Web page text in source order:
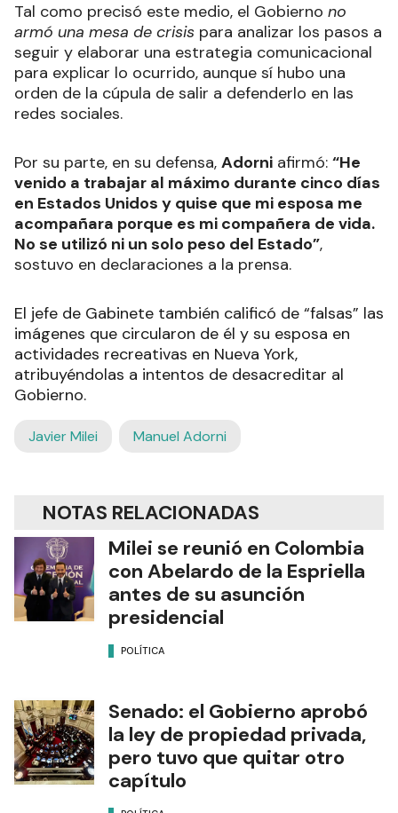
Tal como precisó este medio, el Gobierno no
armó una mesa de crisis para analizar los pasos a
seguir y elaborar una estrategia comunicacional
para explicar lo ocurrido, aunque sí hubo una
orden de la cúpula de salir a defenderlo en las
redes sociales.
Por su parte, en su defensa, Adorni afirmó: “He
venido a trabajar al máximo durante cinco días
en Estados Unidos y quise que mi esposa me
acompañara porque es mi compañera de vida.
No se utilizó ni un solo peso del Estado”,
sostuvo en declaraciones a la prensa.
El jefe de Gabinete también calificó de “falsas” las
imágenes que circularon de él y su esposa en
actividades recreativas en Nueva York,
atribuyéndolas a intentos de desacreditar al
Gobierno.
Javier Milei Manuel Adorni
NOTAS RELACIONADAS
Milei se reunió en Colombia
con Abelardo de la Espriella
antes de su asunción
presidencial
POLÍTICA
Senado: el Gobierno aprobó
la ley de propiedad privada,
pero tuvo que quitar otro
capítulo